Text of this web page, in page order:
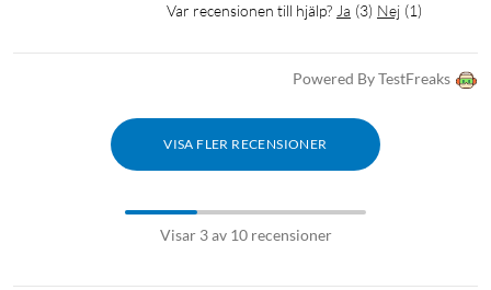
Var recensionen till hjälp? Ja (3) Nej (1)
Powered By TestFreaks
VISA FLER RECENSIONER
Visar 3 av 10 recensioner